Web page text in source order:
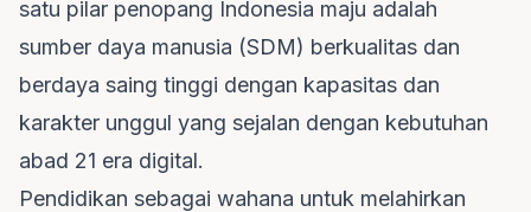
satu pilar penopang Indonesia maju adalah
sumber daya manusia (SDM) berkualitas dan
berdaya saing tinggi dengan kapasitas dan
karakter unggul yang sejalan dengan kebutuhan
abad 21 era digital.
Pendidikan sebagai wahana untuk melahirkan